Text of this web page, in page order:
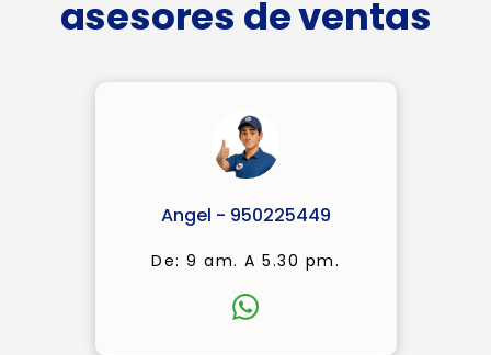
asesores de ventas
Angel - 950225449
De: 9 am. A 5.30 pm.